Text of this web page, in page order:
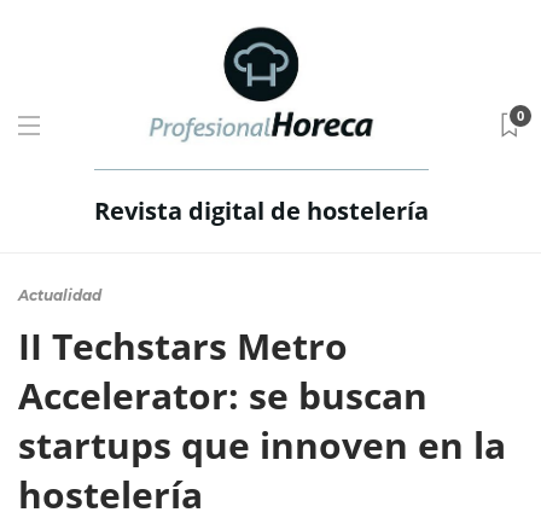
Revista digital de hostelería
0
Actualidad
II Techstars Metro
Accelerator: se buscan
startups que innoven en la
hostelería